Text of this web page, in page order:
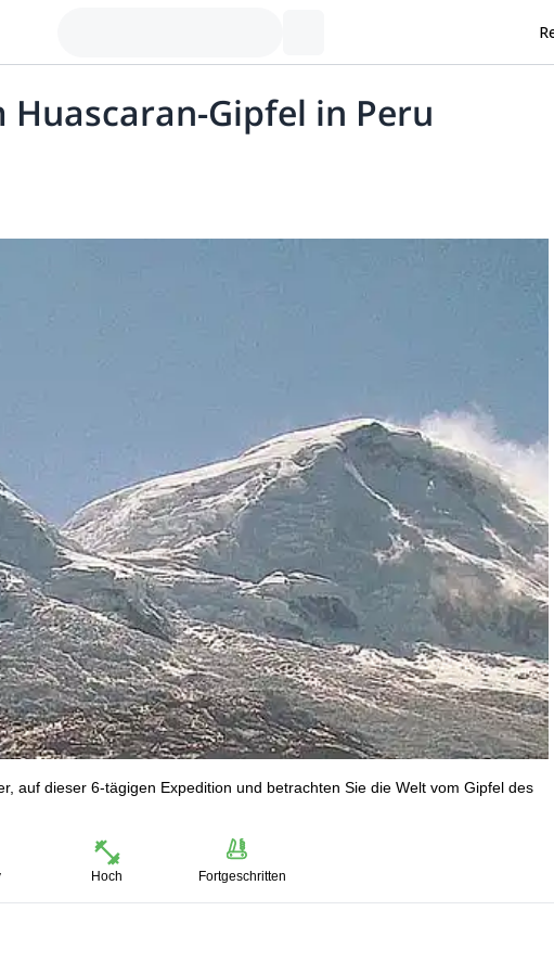
Gipfel in Peru
auf dieser 6-tägigen Expedition und betrachten Sie die Welt vom Gipfel des
Hoch Fortgeschritten